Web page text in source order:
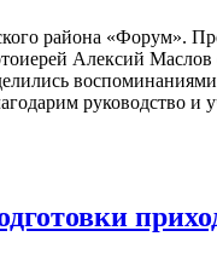
района «Форум».
Алексий
руководство и